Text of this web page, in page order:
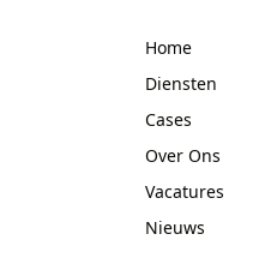
Home
Diensten
Cases
Over Ons
Vacatures
Nieuws